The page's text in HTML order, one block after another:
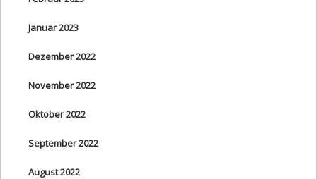
Januar 2023
Dezember 2022
November 2022
Oktober 2022
September 2022
August 2022